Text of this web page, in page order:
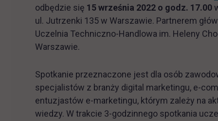
odbędzie się 15 września 2022 o godz. 17.00
ul. Jutrzenki 135 w Warszawie. Partnerem
Uczelnia Techniczno-Handlowa im. Heleny
Warszawie.
Spotkanie przeznaczone jest dla osób
specjalistów z branży digital marketingu, e-
entuzjastów e-marketingu, którym zależy na
wiedzy. W trakcie 3-godzinnego spotkania